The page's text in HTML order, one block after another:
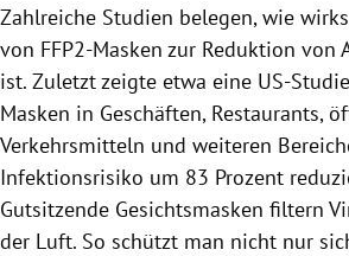
Zahlreiche Studien belegen, wie
von FFP2-Masken zur Reduktion von
ist. Zuletzt zeigte etwa eine US-
Masken in Geschäften, Restaurants,
Verkehrsmitteln und weiteren
Infektionsrisiko um 83 Prozent
Gutsitzende Gesichtsmasken filtern
der Luft. So schützt man nicht nur